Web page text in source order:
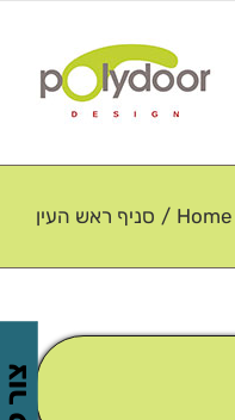
Home
/ סניף ראש העין